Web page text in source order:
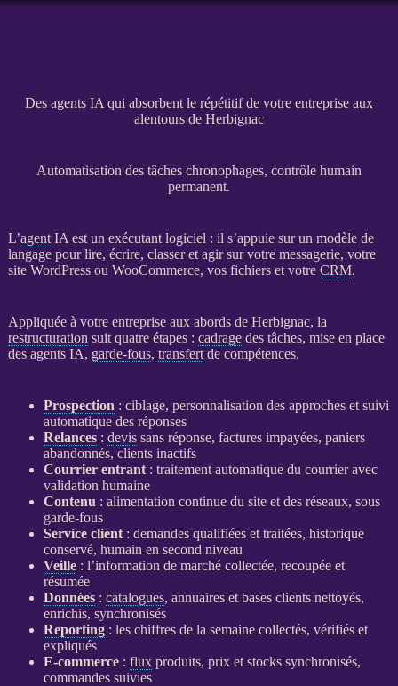
Des agents IA qui absorbent le répétitif de votre entreprise aux
alentours de Herbignac
Automatisation des tâches chronophages, contrôle humain
permanent.
L’agent IA est un exécutant logiciel : il s’appuie sur un modèle de
langage pour lire, écrire, classer et agir sur votre messagerie, votre
site WordPressou WooCommerce, vos fichiers et votre CRM.
Appliquée à votre entreprise aux abords de Herbignac, la
restructuration suit quatre étapes : cadragedes tâches, mise en place
des agents IA, garde-fous, transfertde compétences.
Prospection : ciblage, personnalisation des approches et suivi
automatique des réponses
Relances: devissans réponse, factures impayées, paniers
abandonnés, clients inactifs
Courrier entrant: traitement automatique du courrier avec
validation humaine
Contenu : alimentation continue du site et des réseaux, sous
garde-fous
Service client: demandes qualifiées et traitées, historique
conservé, humain en second niveau
Veille: l’information de marché collectée, recoupée et
résumée
Données: catalogues, annuaires et bases clients nettoyés,
enrichis, synchronisés
Reporting: les chiffres de la semaine collectés, vérifiés et
expliqués
E-commerce: fluxproduits, prix et stocks synchronisés,
commandes suivies